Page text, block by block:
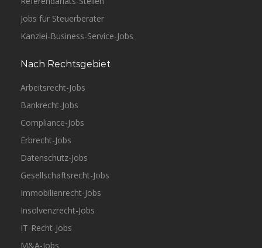
Jobs für Steuerberater
Kanzlei-Business-Service-Jobs
Nach Rechtsgebiet
Arbeitsrecht-Jobs
Bankrecht-Jobs
Compliance-Jobs
Erbrecht-Jobs
Datenschutz-Jobs
Gesellschaftsrecht-Jobs
Immobilienrecht-Jobs
Insolvenzrecht-Jobs
IT-Recht-Jobs
M&A-Jobs